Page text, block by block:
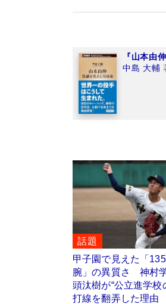
『山本由
中島 大輔
話題
甲子園で見えた「
腕」の異質さ 神村
頭汰樹が“公立進学校
打線を翻弄した理由